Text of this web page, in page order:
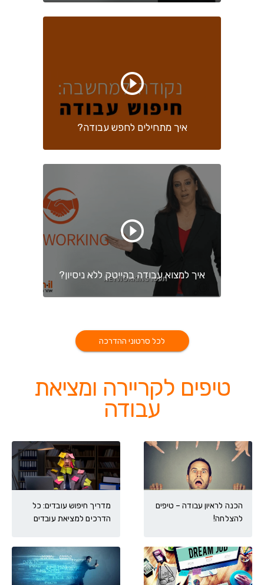
איך מתחילים לחפש עבודה?
איך למצוא עבודה בהייטק ללא ניסיון?
לכל סרטוני ההדרכה
טיפים לקריירה ומציאת
עבודה
הכנה לראיון עבודה – טיפים
להצלחה!
מדריך חיפוש עובדים: כל
הדרכים למציאת עובדים